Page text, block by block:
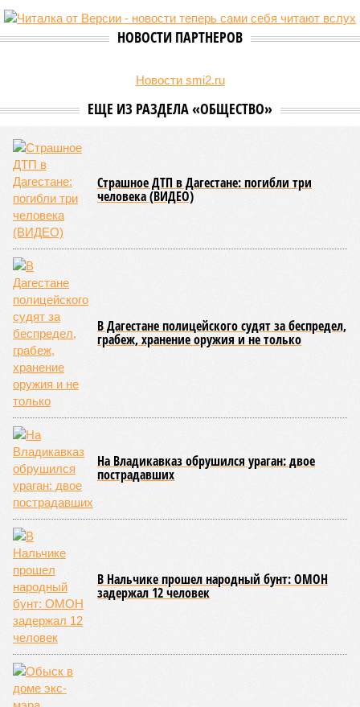
существенный рост детской преступности по итогам первого
полугодия 2026-го.
месяцев текущего года было зафиксировано 58
деяния, что превышает показатель за аналогичный период
всего 16 человек.
В соседней Северной Осетии число подростков-
правонарушителей подскочило с 10 до 17. Обе
северокавказские республики в итоге оказались в первой
пятёрке общероссийского антирейтинга.
Эти данныеприводитТАСС, ссылаясь на отчёт
Министерства внутренних дел Российской Федерации.
В масштабах всей страны картина также выглядит
тревожно: за первое полугодие общее количество
несовершеннолетних преступников увеличилось по
сравнению с аналогичным периодом минувшего года на 945
человек и достигло отметки в 11,4 тысячи.
В Чукотском автономном округе число малолетних
нарушителей закона выросло с одного до шести, в
Чеченской Республике, где годом ранее таковых не было
вовсе, теперь зафиксировано восемь случаев, а в
Пензенской области показатель и вовсе подскочил с 39 до
87 человек.
Наибольший абсолютный прирост подростковой
преступности зафиксирован в трёх федеральных округах.
В Северо-Западном федеральном округе количество таких
правонарушителей выросло с 937 до 1,1 тысячи, в
Приволжском – с 2,2 до 2,3 тысячи, а в Центральном – с 1,8
до 2 тысяч человек.
В то же время в Дальневосточном и Уральском
показателя – до 1,1 тысячи в каждом из этих
макрорегионов.